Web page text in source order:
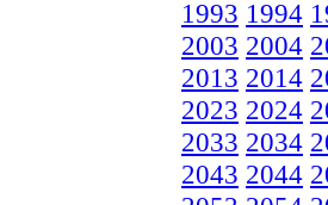
1993 1994
2003 2004
2013 2014
2023 2024
2033 2034
2043 2044